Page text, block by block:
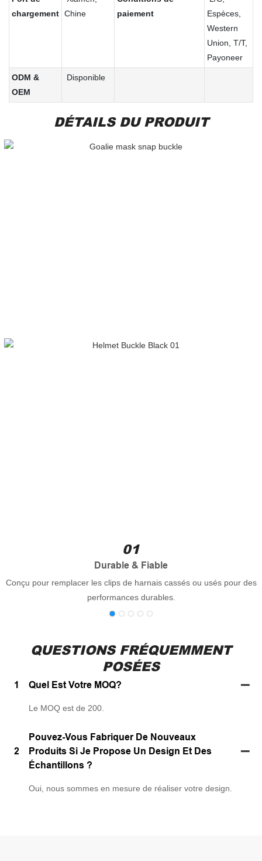
chargement Chine
paiement
Espèces,
Western
Union, T/T,
Payoneer
ODM &
OEM
Disponible
DÉTAILS DU PRODUIT
01
Durable & Fiable
Conçu pour remplacer les clips de harnais cassés ou usés pour des
performances durables.
QUESTIONS FRÉQUEMMENT
POSÉES
1 Quel Est Votre MOQ?
Le MOQ est de 200.
2
Pouvez-Vous Fabriquer De Nouveaux
Produits Si Je Propose Un Design Et Des
Échantillons ?
Oui, nous sommes en mesure de réaliser votre design.